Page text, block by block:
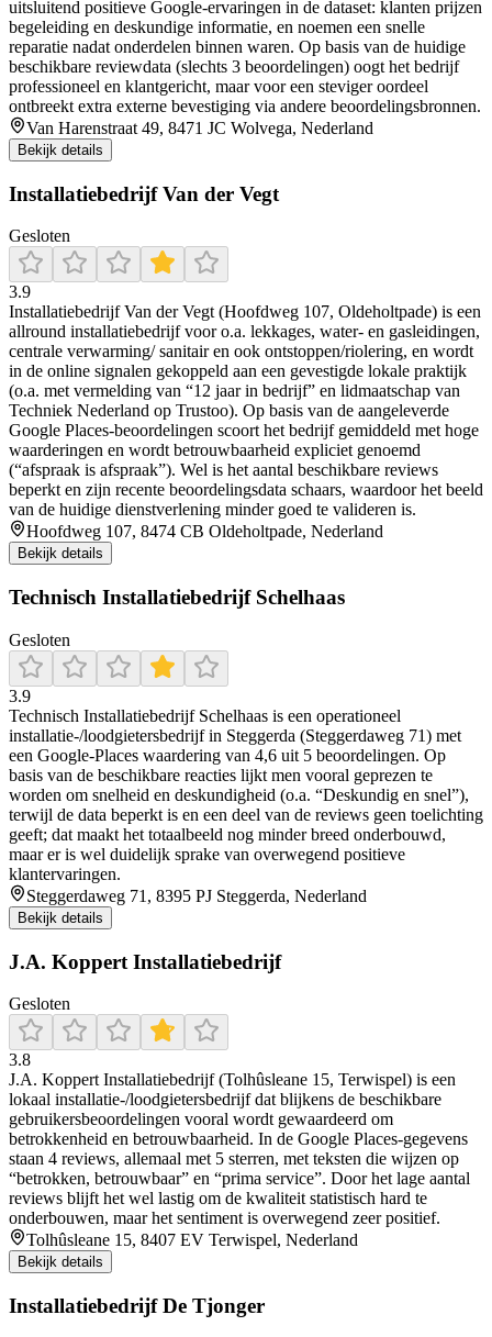
uitsluitend positieve Google-ervaringen in de dataset: klanten prijzen
begeleiding en deskundige informatie, en noemen een snelle
reparatie nadat onderdelen binnen waren. Op basis van de huidige
beschikbare reviewdata (slechts 3 beoordelingen) oogt het bedrijf
professioneel en klantgericht, maar voor een steviger oordeel
ontbreekt extra externe bevestiging via andere beoordelingsbronnen.
Van Harenstraat 49, 8471 JC Wolvega, Nederland
Bekijk details
Installatiebedrijf Van der Vegt
Gesloten
3.9
Installatiebedrijf Van der Vegt (Hoofdweg 107, Oldeholtpade) is een
allround installatiebedrijf voor o.a. lekkages, water- en gasleidingen,
centrale verwarming/ sanitair en ook ontstoppen/riolering, en wordt
in de online signalen gekoppeld aan een gevestigde lokale praktijk
(o.a. met vermelding van “12 jaar in bedrijf” en lidmaatschap van
Techniek Nederland op Trustoo). Op basis van de aangeleverde
Google Places-beoordelingen scoort het bedrijf gemiddeld met hoge
waarderingen en wordt betrouwbaarheid expliciet genoemd
(“afspraak is afspraak”). Wel is het aantal beschikbare reviews
beperkt en zijn recente beoordelingsdata schaars, waardoor het beeld
van de huidige dienstverlening minder goed te valideren is.
Hoofdweg 107, 8474 CB Oldeholtpade, Nederland
Bekijk details
Technisch Installatiebedrijf Schelhaas
Gesloten
3.9
Technisch Installatiebedrijf Schelhaas is een operationeel
installatie-/loodgietersbedrijf in Steggerda (Steggerdaweg 71) met
een Google-Places waardering van 4,6 uit 5 beoordelingen. Op
basis van de beschikbare reacties lijkt men vooral geprezen te
worden om snelheid en deskundigheid (o.a. “Deskundig en snel”),
terwijl de data beperkt is en een deel van de reviews geen toelichting
geeft; dat maakt het totaalbeeld nog minder breed onderbouwd,
maar er is wel duidelijk sprake van overwegend positieve
klantervaringen.
Steggerdaweg 71, 8395 PJ Steggerda, Nederland
Bekijk details
J.A. Koppert Installatiebedrijf
Gesloten
3.8
J.A. Koppert Installatiebedrijf (Tolhûsleane 15, Terwispel) is een
lokaal installatie-/loodgietersbedrijf dat blijkens de beschikbare
gebruikersbeoordelingen vooral wordt gewaardeerd om
betrokkenheid en betrouwbaarheid. In de Google Places-gegevens
staan 4 reviews, allemaal met 5 sterren, met teksten die wijzen op
“betrokken, betrouwbaar” en “prima service”. Door het lage aantal
reviews blijft het wel lastig om de kwaliteit statistisch hard te
onderbouwen, maar het sentiment is overwegend zeer positief.
Tolhûsleane 15, 8407 EV Terwispel, Nederland
Bekijk details
Installatiebedrijf De Tjonger